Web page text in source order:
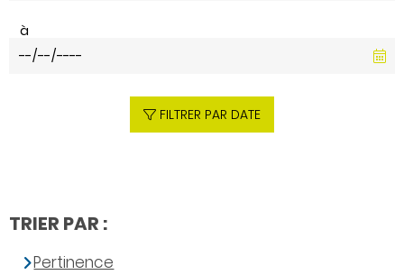
à
FILTRER PAR DATE
TRIER PAR :
Pertinence